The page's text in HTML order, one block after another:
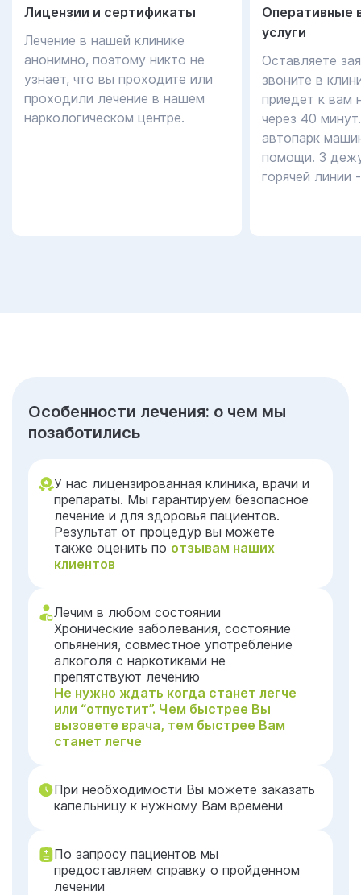
Лицензии и сертификаты
Лечение в нашей клинике
анонимно, поэтому никто не
узнает, что вы проходите или
проходили лечение в нашем
наркологическом центре.
Оперативные
услуги
Оставляете
звоните в
приедет к вам
через 40
автопарк
помощи. 3
горячей линии
Особенности лечения: о чем мы
позаботились
У нас лицензированная клиника, врачи и
препараты. Мы гарантируем безопасное
лечение и для здоровья пациентов.
Результат от процедур вы можете
также оценить по отзывам наших
клиентов
Лечим в любом состоянии
Хронические заболевания, состояние
опьянения, совместное употребление
алкоголя с наркотиками не
препятствуют лечению
Не нужно ждать когда станет легче
или “отпустит”. Чем быстрее Вы
вызовете врача, тем быстрее Вам
станет легче
При необходимости Вы можете заказать
капельницу к нужному Вам времени
По запросу пациентов мы
предоставляем справку о пройденном
лечении